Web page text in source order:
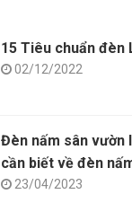
15 Tiêu chuẩn đèn
02/12/2022
Đèn nấm sân vườn
cần biết về đèn
23/04/2023